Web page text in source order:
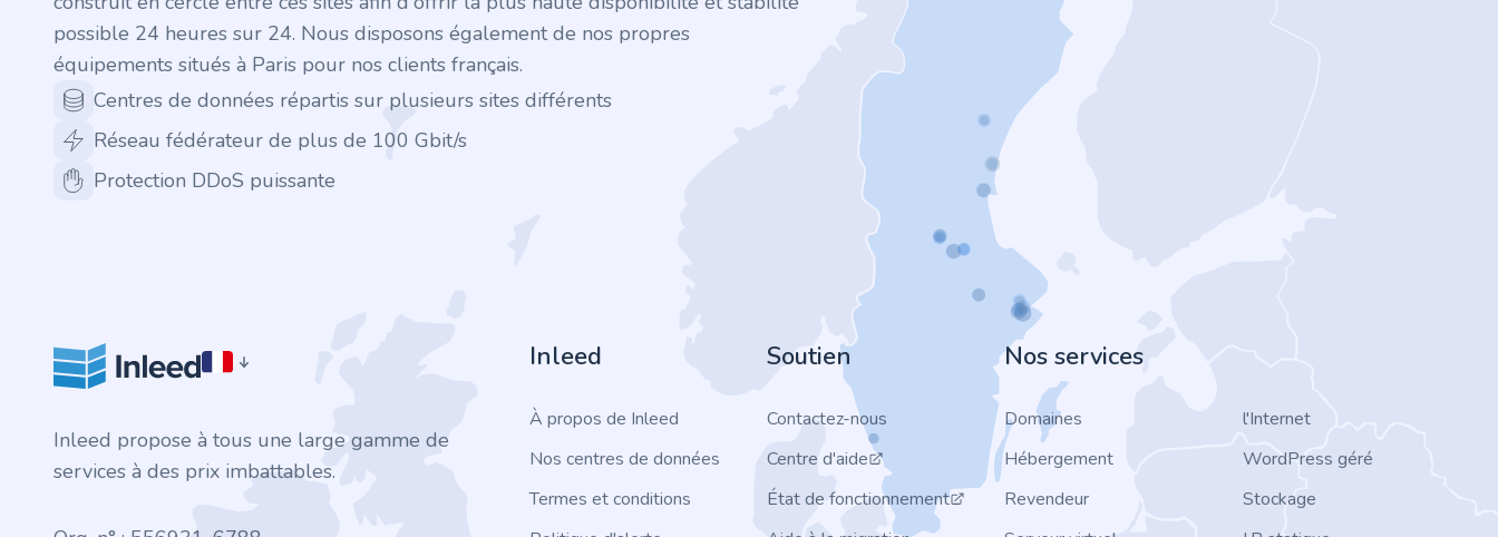
.finance
.tennis
.re
.games
possible 24 heures sur 24. Nous disposons également de nos propres
équipements situés à Paris pour nos clients français.
Centres de données répartis sur plusieurs sites différents
Réseau fédérateur de plus de 100 Gbit/s
Protection DDoS puissante
Inleed propose à tous une large gamme de
services à des prix imbattables.
Inleed
À propos de Inleed
Nos centres de données
Termes et conditions
Soutien
Contactez-nous
Centre d'aide
État de fonctionnement
Nos services
Domaines
Hébergement
Revendeur
l'Internet
WordPress géré
Stockage